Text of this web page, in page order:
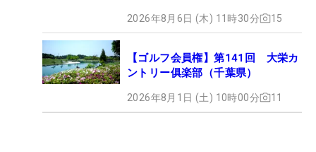
2026年8月6日 (木) 11時30分 15
【ゴルフ会員権】第141回 大栄カ
ントリー俱楽部（千葉県）
2026年8月1日 (土) 10時00分 11